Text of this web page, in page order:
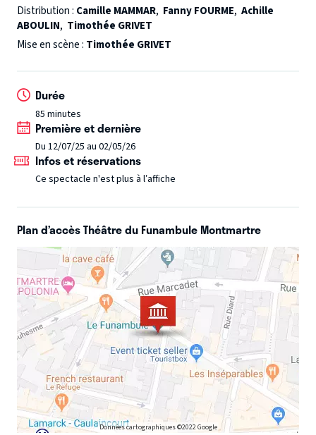
dégourdis, Peterbono, Hector et Gustave, vivent, tant
bien que mal, de menus larcins à Vichy. Experts en
déguisement, ils se font passer, un jour, pour des princes
trois voleurs à s’installer chez elle.
déroule à merveille, Gustave tombe amoureux de Juliette,
la nièce de Lady Hurf, et commence à éprouver des
remords.
Entre masques, faux-semblants et manigances,
qui triomphera ? L’amour ou l'appât du gain ?
Distribution : Camille MAMMAR, Fanny FOURME, Achille
ABOULIN, Timothée GRIVET
Mise en scène : Timothée GRIVET
Durée
85 minutes
Première et dernière
Du 12/07/25 au 02/05/26
Infos et réservations
Ce spectacle n'est plus à l’affiche
Plan d’accès Théâtre du Funambule Montmartre
Données cartographiques ©2022 Google